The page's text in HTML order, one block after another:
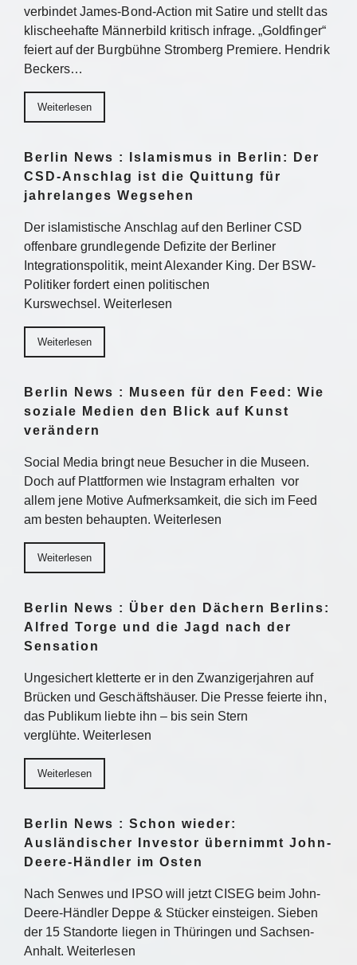
verbindet James-Bond-Action mit Satire und stellt das
klischeehafte Männerbild kritisch infrage. „Goldfinger“
feiert auf der Burgbühne Stromberg Premiere. Hendrik
Beckers…
Weiterlesen
Berlin News : Islamismus in Berlin: Der
CSD-Anschlag ist die Quittung für
jahrelanges Wegsehen
Der islamistische Anschlag auf den Berliner CSD
offenbare grundlegende Defizite der Berliner
Integrationspolitik, meint Alexander King. Der BSW-
Politiker fordert einen politischen
Kurswechsel. Weiterlesen
Weiterlesen
Berlin News : Museen für den Feed: Wie
soziale Medien den Blick auf Kunst
verändern
Social Media bringt neue Besucher in die Museen.
Doch auf Plattformen wie Instagram erhalten vor
allem jene Motive Aufmerksamkeit, die sich im Feed
am besten behaupten. Weiterlesen
Weiterlesen
Berlin News : Über den Dächern Berlins:
Alfred Torge und die Jagd nach der
Sensation
Ungesichert kletterte er in den Zwanzigerjahren auf
Brücken und Geschäftshäuser. Die Presse feierte ihn,
das Publikum liebte ihn – bis sein Stern
verglühte. Weiterlesen
Weiterlesen
Berlin News : Schon wieder:
Ausländischer Investor übernimmt John-
Deere-Händler im Osten
Nach Senwes und IPSO will jetzt CISEG beim John-
Deere-Händler Deppe & Stücker einsteigen. Sieben
der 15 Standorte liegen in Thüringen und Sachsen-
Anhalt. Weiterlesen